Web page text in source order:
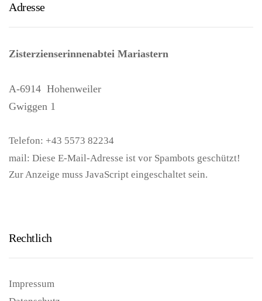
Adresse
Zisterzienserinnenabtei Mariastern
A-6914 Hohenweiler
Gwiggen 1
Telefon: +43 5573 82234
mail: Diese E-Mail-Adresse ist vor Spambots geschützt!
Zur Anzeige muss JavaScript eingeschaltet sein.
Rechtlich
Impressum